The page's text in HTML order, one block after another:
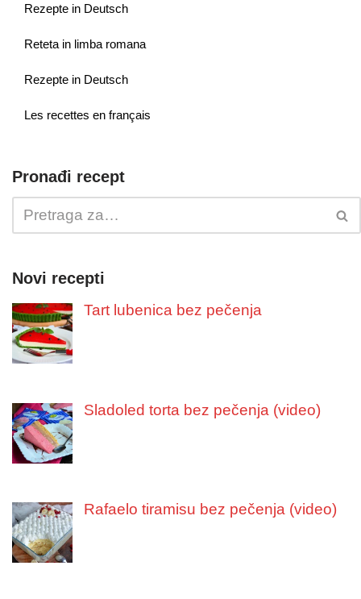
Rezepte in Deutsch
Reteta in limba romana
Rezepte in Deutsch
Les recettes en français
Pronađi recept
Novi recepti
Tart lubenica bez pečenja
Sladoled torta bez pečenja (video)
Rafaelo tiramisu bez pečenja (video)